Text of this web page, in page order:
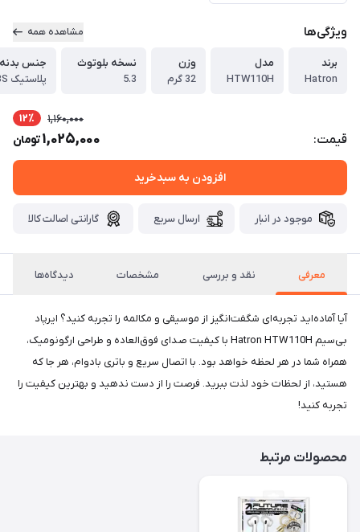
ویژگی‌ها مشاهده همه
برند
Hatron
مدل
HTW110H
وزن
32 گرم
نسخه بلوتوث
5.3
جنس بدنه
پلاستیک ABS
قیمت:
1,160,000 12٪
1,025,000تومان
افزودن به سبدخرید
موجود در انبار ارسال سریع گارانتی اصالت کالا
معرفی نقد و بررسی مشخصات دیدگاه‌ها
آیا آماده‌اید تجربه‌ای شگفت‌انگیز از موسیقی و مکالمه را تجربه کنید؟ ایرپاد
بی‌سیم Hatron HTW110H با کیفیت صدای فوق‌العاده و طراحی ارگونومیک،
همراه شما در هر لحظه خواهد بود. با اتصال سریع و باتری بادوام، هر جا که
هستید، از لحظات خود لذت ببرید. فرصت را از دست ندهید و بهترین کیفیت را
تجربه کنید!
محصولات مرتبط